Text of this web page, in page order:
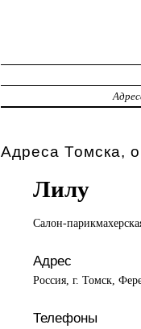
Адреса Томска,
Лилу
Салон-
Адрес
Россия, г. Томск,
Телефоны